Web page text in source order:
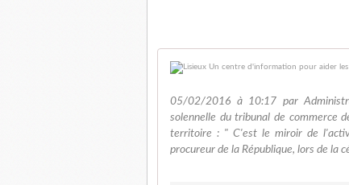
05/02/2016 à 10:17 par
solennelle du tribunal de commerce
territoire : " C'est le miroir de
procureur de la République, lors de la